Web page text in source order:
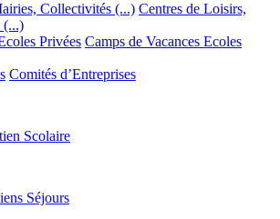
Collectivités (...) Centres de Loisirs,
(...)
Privées Camps de Vacances Ecoles
Comités d’Entreprises
Scolaire
Séjours